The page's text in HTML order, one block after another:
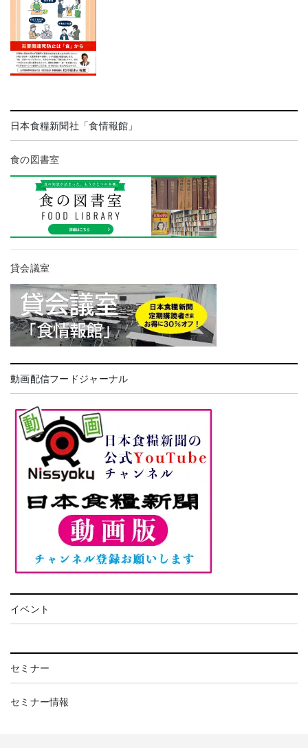
日本食糧新聞社「食情報館」
食の図書室
貸会議室
動画配信フードジャーナル
イベント
セミナー
セミナー情報